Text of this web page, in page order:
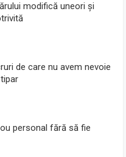
modifică uneori și
de care nu avem nevoie
personal fără să fie